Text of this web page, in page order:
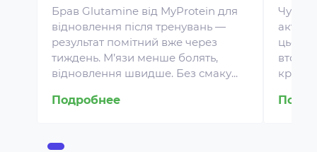
Брав Glutamine від MyProtein для
відновлення після тренувань —
результат помітний вже через
тиждень. М’язи менше болять,
відновлення швидше. Без смаку...
Подробнее
цього
втоми,
Протеин для спортивного
питания представляет собой
концентрат белка в виде
порошка. Это безопасная
пищевая добавка, которая
потребности человека в белке,